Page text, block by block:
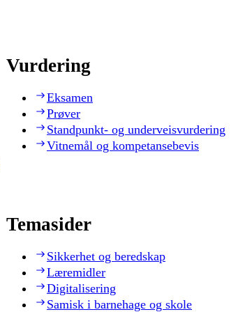
Vurdering
Eksamen
Prøver
Standpunkt- og underveisvurdering
Vitnemål og kompetansebevis
Temasider
Sikkerhet og beredskap
Læremidler
Digitalisering
Samisk i barnehage og skole